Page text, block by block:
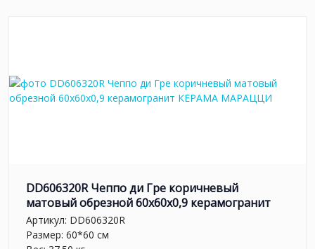
DD606320R Чеппо ди Гре коричневый
матовый обрезной 60x60x0,9 керамогранит
Артикул: DD606320R
Размер: 60*60 см